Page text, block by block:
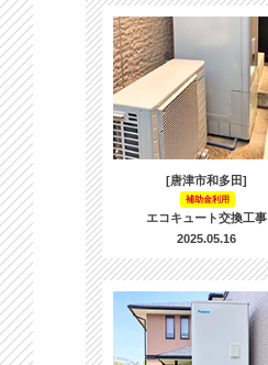
[唐津市和多田]
補助金利用
エコキュート交換工事
2025.05.16